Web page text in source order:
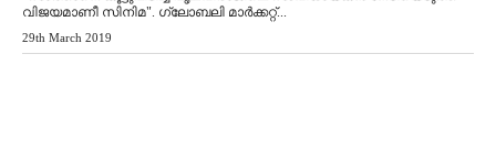
വിജയമാണീ സിനിമ". ഗ്ലോബലി മാർക്കറ്റ്‌...
29th March 2019